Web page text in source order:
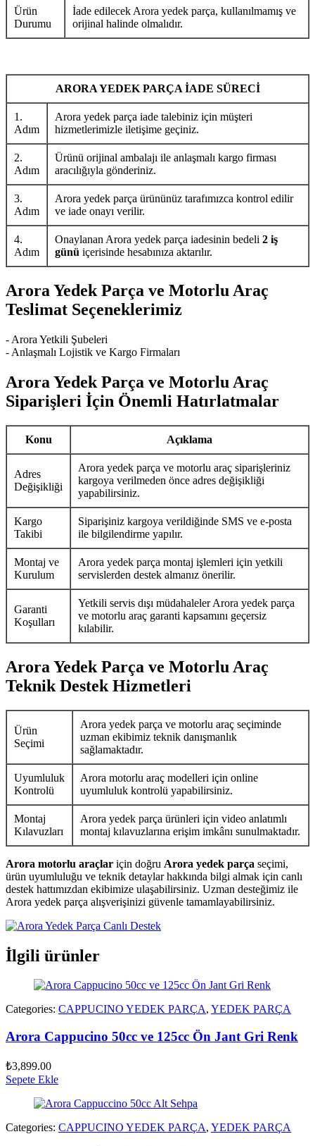
Ürün
Durumu
İade edilecek Arora yedek parça, kullanılmamış ve
orijinal halinde olmalıdır.
ARORA YEDEK PARÇA İADE SÜRECİ
1.
Adım
Arora yedek parça iade talebiniz için müşteri
hizmetlerimizle iletişime geçiniz.
2.
Adım
Ürünü orijinal ambalajı ile anlaşmalı kargo firması
aracılığıyla gönderiniz.
3.
Adım
Arora yedek parça ürününüz tarafımızca kontrol edilir
ve iade onayı verilir.
4.
Adım
Onaylanan Arora yedek parça iadesinin bedeli 2 iş
günü içerisinde hesabınıza aktarılır.
Arora Yedek Parça ve Motorlu Araç
Teslimat Seçeneklerimiz
- Arora Yetkili Şubeleri
- Anlaşmalı Lojistik ve Kargo Firmaları
Arora Yedek Parça ve Motorlu Araç
Siparişleri İçin Önemli Hatırlatmalar
Konu Açıklama
Adres
Değişikliği
Arora yedek parça ve motorlu araç siparişleriniz
kargoya verilmeden önce adres değişikliği
yapabilirsiniz.
Kargo
Takibi
Siparişiniz kargoya verildiğinde SMS ve e-posta
ile bilgilendirme yapılır.
Montaj ve
Kurulum
Arora yedek parça montaj işlemleri için yetkili
servislerden destek almanız önerilir.
Garanti
Koşulları
Yetkili servis dışı müdahaleler Arora yedek parça
ve motorlu araç garanti kapsamını geçersiz
kılabilir.
Arora Yedek Parça ve Motorlu Araç
Teknik Destek Hizmetleri
Ürün
Seçimi
Arora yedek parça ve motorlu araç seçiminde
uzman ekibimiz teknik danışmanlık
sağlamaktadır.
Uyumluluk
Kontrolü
Arora motorlu araç modelleri için online
uyumluluk kontrolü yapabilirsiniz.
Montaj
Kılavuzları
Arora yedek parça ürünleri için video anlatımlı
montaj kılavuzlarına erişim imkânı sunulmaktadır.
Arora motorlu araçlar için doğru Arora yedek parça seçimi,
ürün uyumluluğu ve teknik detaylar hakkında bilgi almak için canlı
destek hattımızdan ekibimize ulaşabilirsiniz. Uzman desteğimiz ile
Arora yedek parça alışverişinizi güvenle tamamlayabilirsiniz.
İlgili ürünler
Categories: CAPPUCINO YEDEK PARÇA, YEDEK PARÇA
Arora Cappucino 50cc ve 125cc Ön Jant Gri Renk
₺3,899.00
Sepete Ekle
Categories: CAPPUCINO YEDEK PARÇA, YEDEK PARÇA